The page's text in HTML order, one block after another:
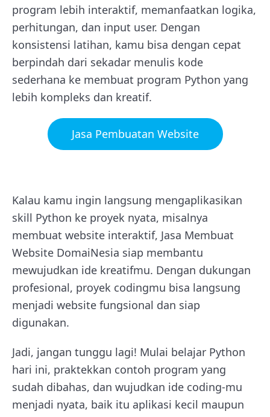
program lebih interaktif, memanfaatkan logika,
perhitungan, dan input user. Dengan
konsistensi latihan, kamu bisa dengan cepat
berpindah dari sekadar menulis kode
sederhana ke membuat program Python yang
lebih kompleks dan kreatif.
Jasa Pembuatan Website
Kalau kamu ingin langsung mengaplikasikan
skill Python ke proyek nyata, misalnya
membuat website interaktif, Jasa Membuat
Website DomaiNesia siap membantu
mewujudkan ide kreatifmu. Dengan dukungan
profesional, proyek codingmu bisa langsung
menjadi website fungsional dan siap
digunakan.
Jadi, jangan tunggu lagi! Mulai belajar Python
hari ini, praktekkan contoh program yang
sudah dibahas, dan wujudkan ide coding-mu
menjadi nyata, baik itu aplikasi kecil maupun